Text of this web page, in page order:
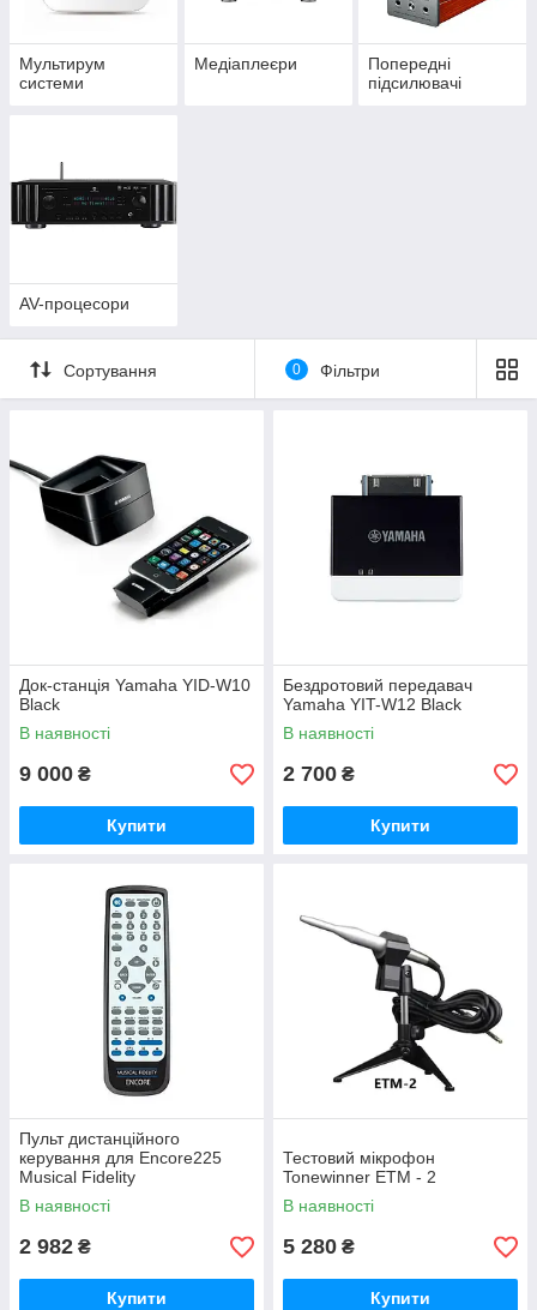
Мультирум
системи
Медіаплеєри
Попередні
підсилювачі
AV-процесори
Сортування 0 Фільтри
Док-станція Yamaha YID-W10
Black
В наявності
9 000 ₴
Купити
Бездротовий передавач
Yamaha YIT-W12 Black
В наявності
2 700 ₴
Купити
Пульт дистанційного
керування для Encore225
Musical Fidelity
В наявності
2 982 ₴
Купити
Тестовий мікрофон
Tonewinner ETM - 2
В наявності
5 280 ₴
Купити